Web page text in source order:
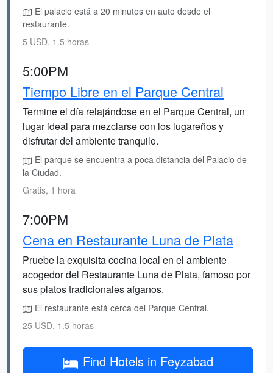
El palacio está a 20 minutos en auto desde el
restaurante.
5 USD, 1.5 horas
5:00PM
Tiempo Libre en el Parque Central
Termine el día relajándose en el Parque Central, un
lugar ideal para mezclarse con los lugareños y
disfrutar del ambiente tranquilo.
El parque se encuentra a poca distancia del Palacio de
la Ciudad.
Gratis, 1 hora
7:00PM
Cena en Restaurante Luna de Plata
Pruebe la exquisita cocina local en el ambiente
acogedor del Restaurante Luna de Plata, famoso por
sus platos tradicionales afganos.
El restaurante está cerca del Parque Central.
25 USD, 1.5 horas
Find Hotels in Feyzabad